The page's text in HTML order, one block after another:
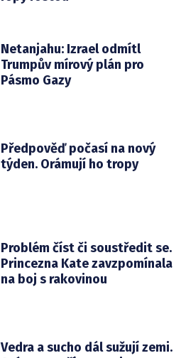
Netanjahu: Izrael odmítl
Trumpův mírový plán pro
Pásmo Gazy
Předpověď počasí na nový
týden. Orámují ho tropy
Problém číst či soustředit se.
Princezna Kate zavzpomínala
na boj s rakovinou
Vedra a sucho dál sužují zemi.